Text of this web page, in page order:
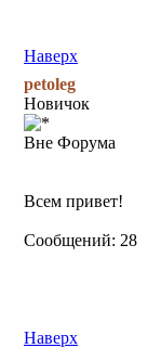
Наверх
petoleg
Новичок
Вне Форума
Всем привет!
Сообщений: 28
Наверх